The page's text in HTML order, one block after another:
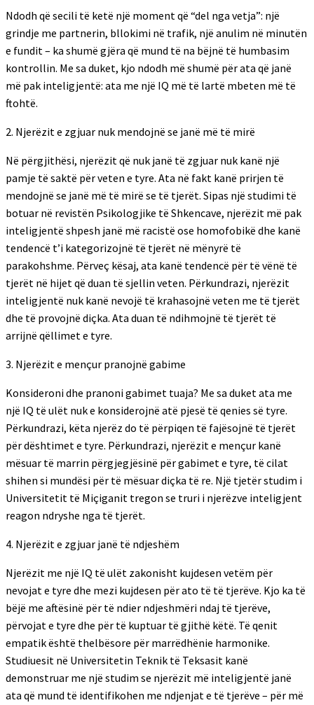
Ndodh që secili të ketë një moment që “del nga vetja”: një
grindje me partnerin, bllokimi në trafik, një anulim në minutën
e fundit – ka shumë gjëra që mund të na bëjnë të humbasim
kontrollin. Me sa duket, kjo ndodh më shumë për ata që janë
më pak inteligjentë: ata me një IQ më të lartë mbeten më të
ftohtë.
2. Njerëzit e zgjuar nuk mendojnë se janë më të mirë
Në përgjithësi, njerëzit që nuk janë të zgjuar nuk kanë një
pamje të saktë për veten e tyre. Ata në fakt kanë prirjen të
mendojnë se janë më të mirë se të tjerët. Sipas një studimi të
botuar në revistën Psikologjike të Shkencave, njerëzit më pak
inteligjentë shpesh janë më racistë ose homofobikë dhe kanë
tendencë t’i kategorizojnë të tjerët në mënyrë të
parakohshme. Përveç kësaj, ata kanë tendencë për të vënë të
tjerët në hijet që duan të sjellin veten. Përkundrazi, njerëzit
inteligjentë nuk kanë nevojë të krahasojnë veten me të tjerët
dhe të provojnë diçka. Ata duan të ndihmojnë të tjerët të
arrijnë qëllimet e tyre.
3. Njerëzit e mençur pranojnë gabime
Konsideroni dhe pranoni gabimet tuaja? Me sa duket ata me
një IQ të ulët nuk e konsiderojnë atë pjesë të qenies së tyre.
Përkundrazi, këta njerëz do të përpiqen të fajësojnë të tjerët
për dështimet e tyre. Përkundrazi, njerëzit e mençur kanë
mësuar të marrin përgjegjësinë për gabimet e tyre, të cilat
shihen si mundësi për të mësuar diçka të re. Një tjetër studim i
Universitetit të Miçiganit tregon se truri i njerëzve inteligjent
reagon ndryshe nga të tjerët.
4. Njerëzit e zgjuar janë të ndjeshëm
Njerëzit me një IQ të ulët zakonisht kujdesen vetëm për
nevojat e tyre dhe mezi kujdesen për ato të të tjerëve. Kjo ka të
bëjë me aftësinë për të ndier ndjeshmëri ndaj të tjerëve,
përvojat e tyre dhe për të kuptuar të gjithë këtë. Të qenit
empatik është thelbësore për marrëdhënie harmonike.
Studiuesit në Universitetin Teknik të Teksasit kanë
demonstruar me një studim se njerëzit më inteligjentë janë
ata që mund të identifikohen me ndjenjat e të tjerëve – për më